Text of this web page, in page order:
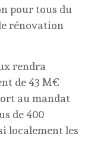
pour tous du
rénovation
rendra
de 43 M€
au mandat
de 400
localement les